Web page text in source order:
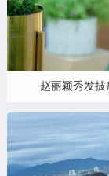
赵丽颖秀发披